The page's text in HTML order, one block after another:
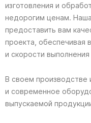
изготовления и
недорогим ценам.
предоставить вам
проекта, обеспечивая
и скорости выполнения
В своем производстве
и современное
выпускаемой